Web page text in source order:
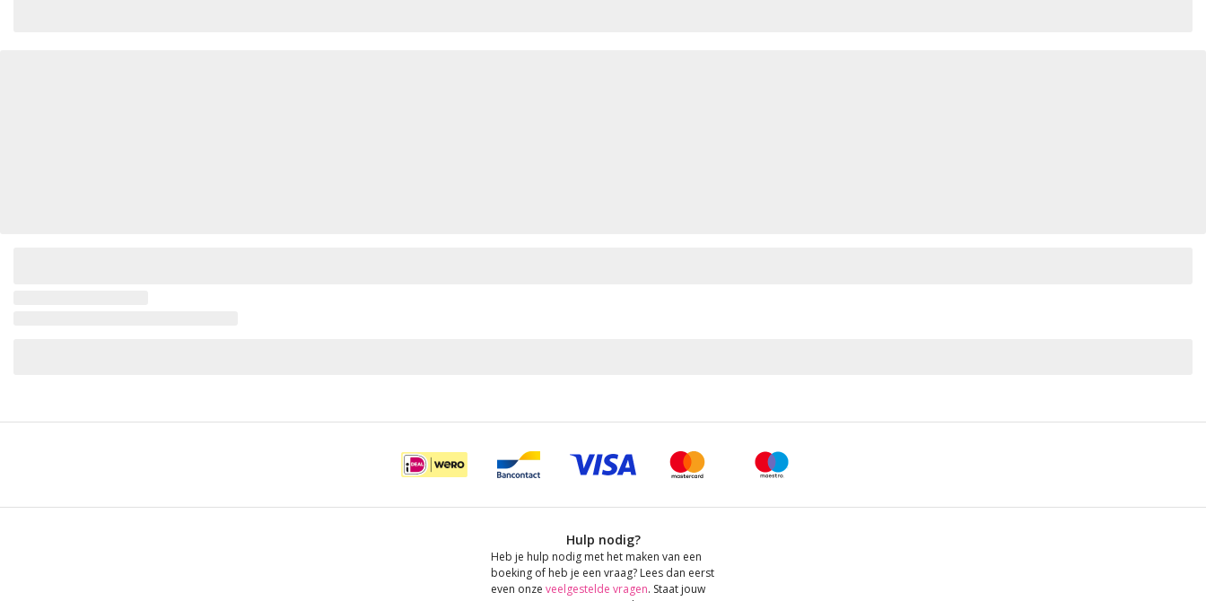
Hulp nodig?
Heb je hulp nodig met het maken van een
boeking of heb je een vraag? Lees dan eerst
even onze veelgestelde vragen. Staat jouw